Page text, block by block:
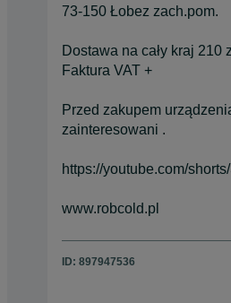
73-150 Łobez zach.pom.
Dostawa na cały kraj 210
Faktura VAT +
Przed zakupem
zainteresowani .
https://youtube.com/
www.robcold.pl
ID: 897947536